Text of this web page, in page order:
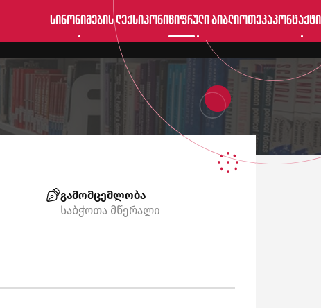
სინონიმების ლექსიკონიციფრული ბიბლიოთეკაკონტაქტი
გამომცემლობა
საბჭოთა მწერალი